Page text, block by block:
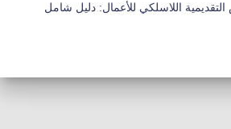
اللاسلكي للأعمال: دليل شامل